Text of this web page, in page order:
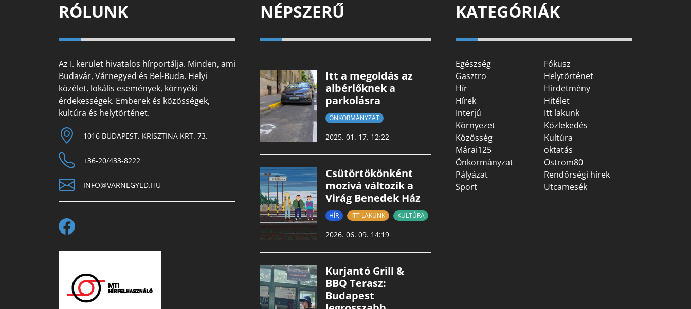
RÓLUNK
Az I. kerület hivatalos hírportálja. Minden, ami
Budavár, Várnegyed és Bel-Buda. Helyi
közélet, lokális események, környéki
érdekességek. Emberek és közösségek,
kultúra és helytörténet.
1016 BUDAPEST, KRISZTINA KRT. 73.
+36-20/433-8222
INFO@VARNEGYED.HU
NÉPSZERŰ
Itt a megoldás az
albérlőknek a
parkolásra
ÖNKORMÁNYZAT
2025. 01. 17. 12:22
Csütörtökönként
mozivá változik a
Virág Benedek Ház
HÍR ITT LAKUNK KULTÚRA
2026. 06. 09. 14:19
Kurjantó Grill &
BBQ Terasz:
Budapest
KATEGÓRIÁK
Egészség
Fókusz
Gasztro
Helytörténet
Hír
Hirdetmény
Hírek
Hitélet
Interjú
Itt lakunk
Környezet
Közlekedés
Közösség
Kultúra
Márai125
oktatás
Önkormányzat
Ostrom80
Pályázat
Rendőrségi hírek
Sport
Utcamesék